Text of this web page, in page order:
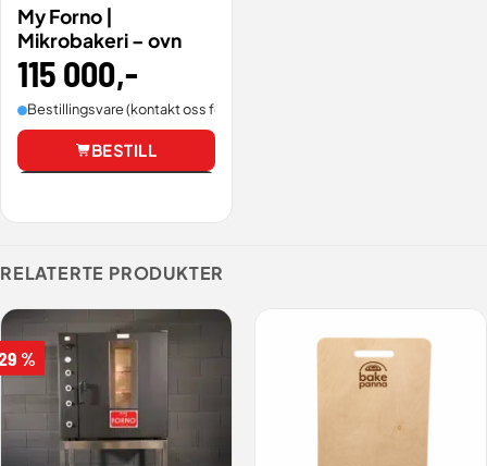
My Forno |
Mikrobakeri – ovn
115 000,-
Bestillingsvare (kontakt oss for leveringstid).
BESTILL
RELATERTE PRODUKTER
%